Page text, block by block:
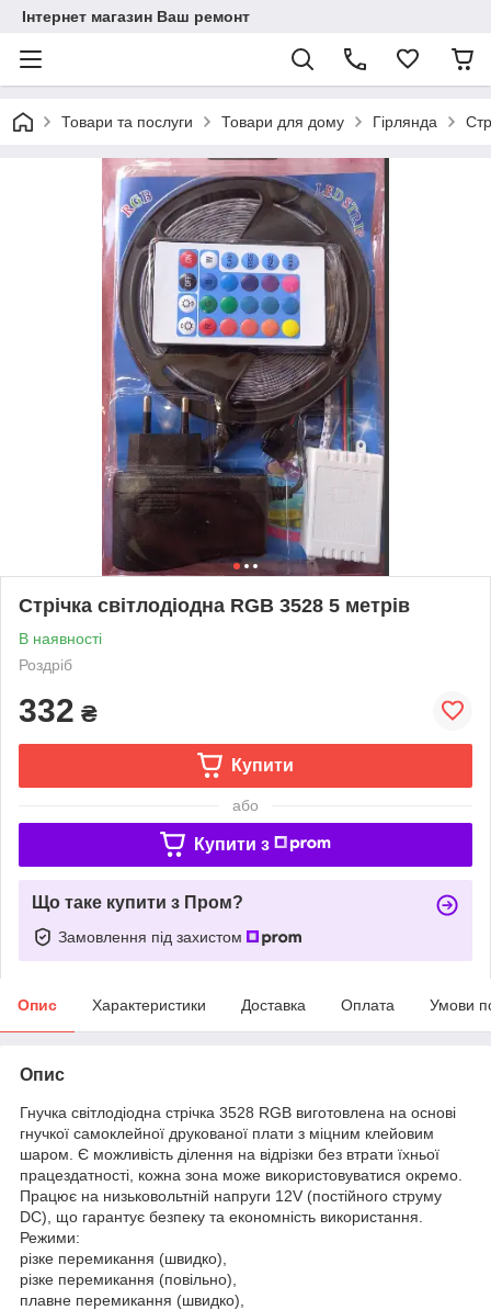
Інтернет магазин Ваш ремонт
Товари та послуги Товари для дому Гірлянда
Стрічка світлодіодна RGB 3528 5 метрів
В наявності
Роздріб
332 ₴
Купити
або
Купити з
Що таке купити з Пром?
Замовлення під захистом
Опис Характеристики Доставка Оплата Умови
Опис
Гнучка світлодіодна стрічка 3528 RGB виготовлена на основі
гнучкої самоклейної друкованої плати з міцним клейовим
шаром. Є можливість ділення на відрізки без втрати їхньої
працездатності, кожна зона може використовуватися окремо.
Працює на низьковольтній напруги 12V (постійного струму
DC), що гарантує безпеку та економність використання.
Режими:
різке перемикання (швидко),
різке перемикання (повільно),
плавне перемикання (швидко),